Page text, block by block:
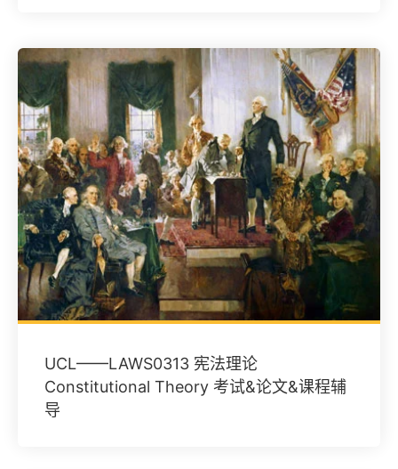
UCL——LAWS0313 宪法理论
Constitutional Theory 考试&论文&课程辅
导